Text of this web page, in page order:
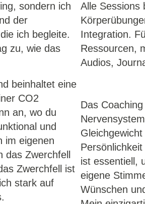
sondern ich
der
ich begleite.
zu, wie das
beinhaltet eine
CO2
an, wo du
und
im eigenen
Zwerchfell
Zwerchfell ist
stark auf
Alle Sessions
Integration.
Ressourcen,
Audios,
Das
ist essentiell,
eigene
Wünschen